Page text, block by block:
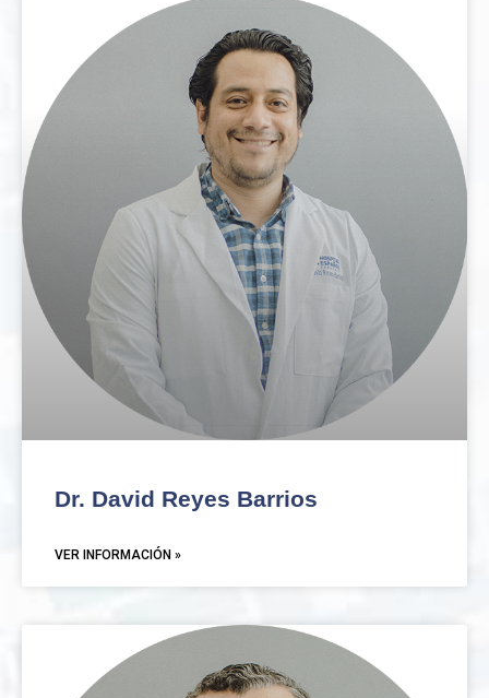
Dr. David Reyes Barrios
VER INFORMACIÓN »